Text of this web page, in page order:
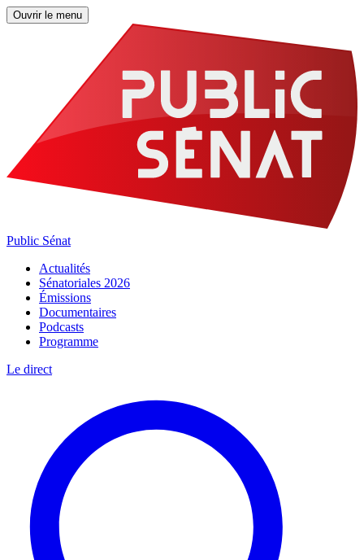
Ouvrir le menu
Public Sénat
Actualités
Sénatoriales 2026
Émissions
Documentaires
Podcasts
Programme
Le direct